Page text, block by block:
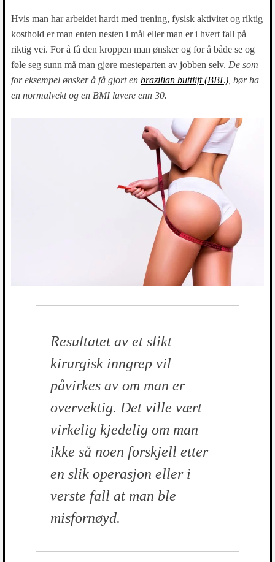
Hvis man har arbeidet hardt med trening, fysisk aktivitet og riktig
kosthold er man enten nesten i mål eller man er i hvert fall på
riktig vei. For å få den kroppen man ønsker og for å både se og
føle seg sunn må man gjøre mesteparten av jobben selv. De som
for eksempel ønsker å få gjort en brazilian buttlift (BBL) , bør ha
en normalvekt og en BMI lavere enn 30.
Resultatet av et slikt
kirurgisk inngrep vil
påvirkes av om man er
overvektig. Det ville vært
virkelig kjedelig om man
ikke så noen forskjell etter
en slik operasjon eller i
verste fall at man ble
misfornøyd.